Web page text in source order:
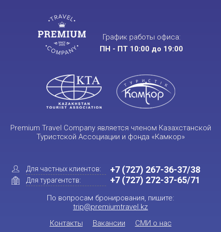
График работы офиса:
ПН - ПТ 10:00 до 19:00
Premium Travel Company является членом Казахстанской
Туристской Ассоциации и фонда «Камкор»
Для частных клиентов:
Для турагентств:
+7 (727) 267-36-37/38
+7 (727) 272-37-65/71
По вопросам бронирования, пишите:
trip@premiumtravel.kz
Контакты
Вакансии СМИ о нас